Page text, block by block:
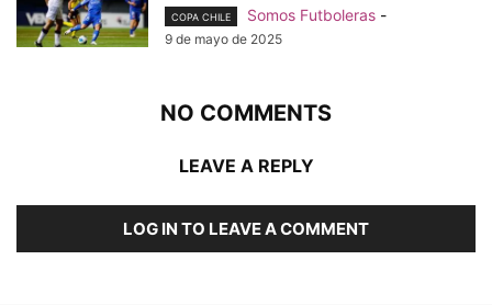
COPA CHILE Somos Futboleras -
9 de mayo de 2025
NO COMMENTS
LEAVE A REPLY
LOG IN TO LEAVE A COMMENT